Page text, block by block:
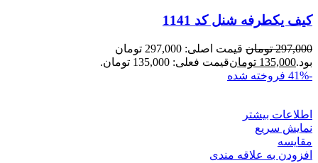
کیف یکطرفه شنل کد 1141
297,000 تومان
قیمت اصلی: 297,000 تومان
بود.135,000 تومانقیمت فعلی: 135,000 تومان.
-41%
فروخته شده
اطلاعات بیشتر
نمایش سریع
مقايسه
افزودن به علاقه مندی